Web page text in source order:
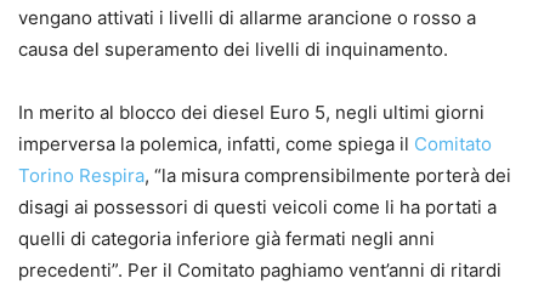
vengano attivati i livelli di allarme arancione o rosso a
causa del superamento dei livelli di inquinamento.
In merito al blocco dei diesel Euro 5, negli ultimi giorni
imperversa la polemica, infatti, come spiega il Comitato
Torino Respira, “la misura comprensibilmente porterà dei
disagi ai possessori di questi veicoli come li ha portati a
quelli di categoria inferiore già fermati negli anni
precedenti”. Per il Comitato paghiamo vent’anni di ritardi